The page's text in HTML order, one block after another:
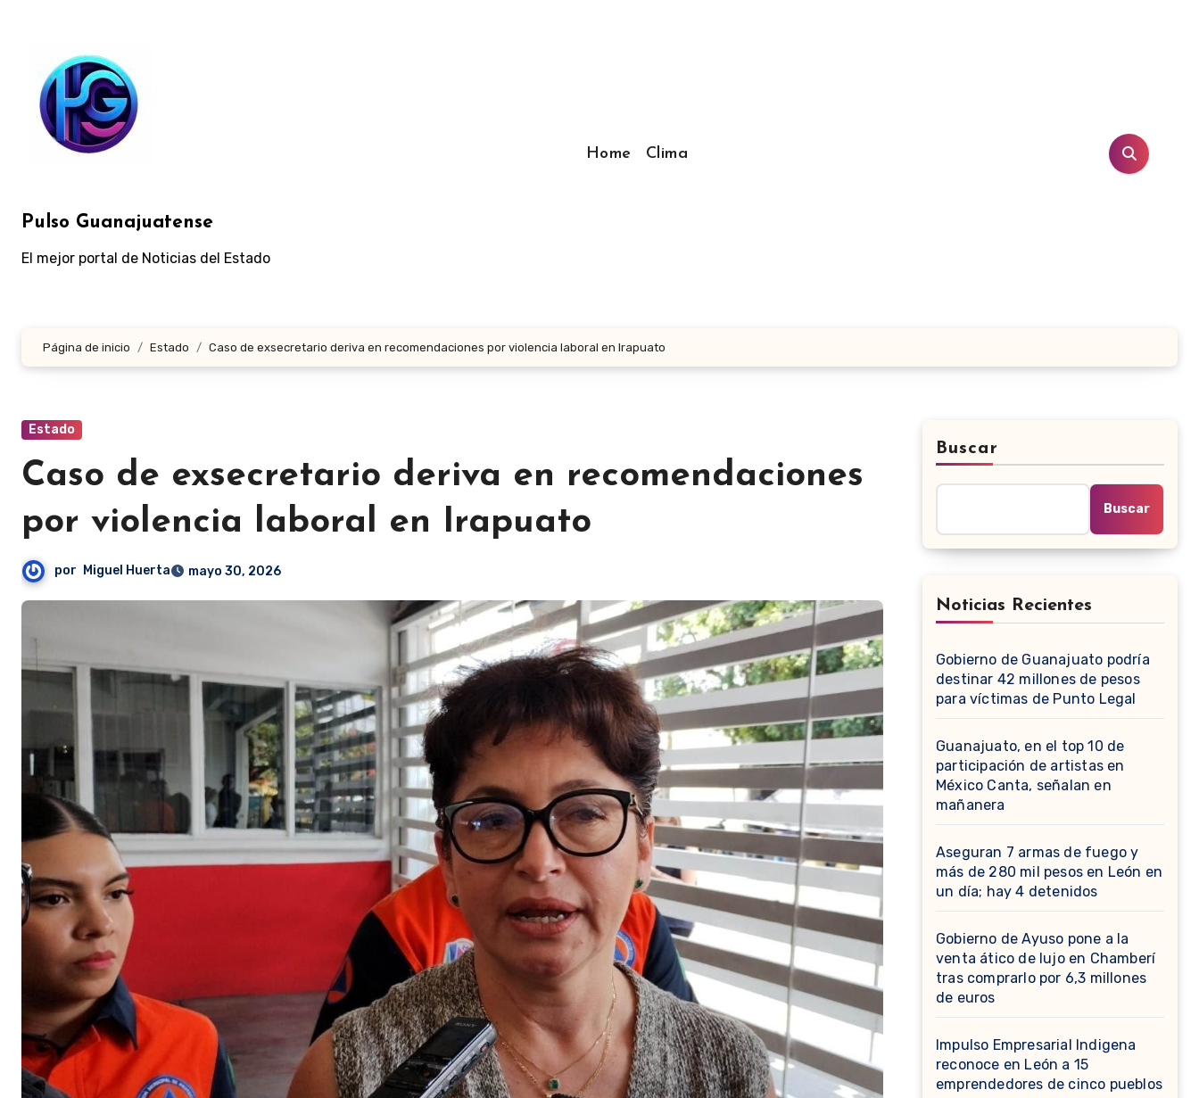
contenido
Pulso Guanajuatense
El mejor portal de Noticias del Estado
Home Clima
Página de inicio Estado Caso de exsecretario deriva en recomendaciones por violencia laboral en Irapuato
Estado
Caso de exsecretario deriva en recomendaciones
por violencia laboral en Irapuato
por Miguel Huerta mayo 30, 2026
Buscar
Buscar
Noticias Recientes
Gobierno de Guanajuato podría
destinar 42 millones de pesos
para víctimas de Punto Legal
Guanajuato, en el top 10 de
participación de artistas en
México Canta, señalan en
mañanera
Aseguran 7 armas de fuego y
más de 280 mil pesos en León en
un día; hay 4 detenidos
Gobierno de Ayuso pone a la
venta ático de lujo en Chamberí
tras comprarlo por 6,3 millones
de euros
Impulso Empresarial Indigena
reconoce en León a 15
emprendedores de cinco pueblos